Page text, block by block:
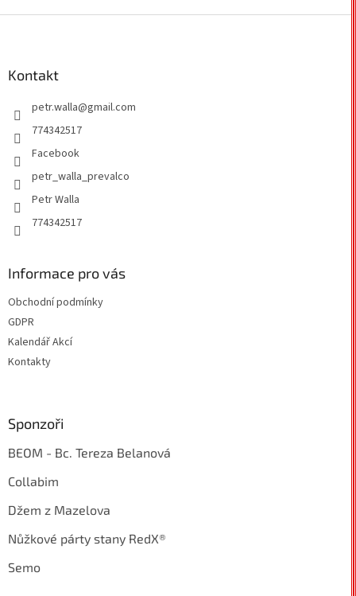
Kontakt
petr.walla@gmail.com
774342517
Facebook
petr_walla_prevalco
Petr Walla
774342517
Informace pro vás
Obchodní podmínky
GDPR
Kalendář Akcí
Kontakty
Sponzoři
BEOM - Bc. Tereza Belanová
Collabim
Džem z Mazelova
Nůžkové párty stany RedX®
Semo